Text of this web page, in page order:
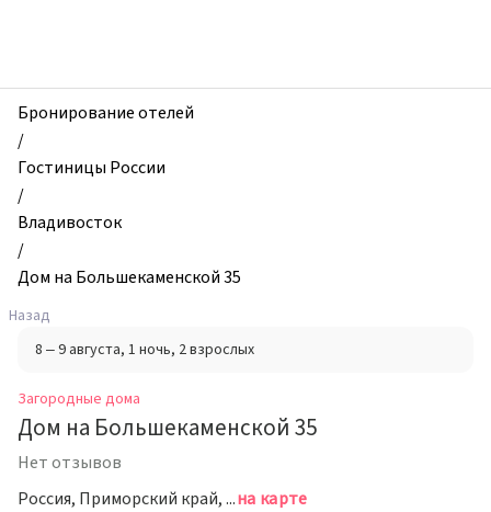
дома,
Дом
на
Большекаменской
35,
Владивосток,
Россия
Бронирование отелей
/
Гостиницы России
/
Владивосток
/
Дом на Большекаменской 35
Назад
8 – 9 августа, 1 ночь, 2 взрослых
Загородные дома
Дом на Большекаменской 35
Нет отзывов
Россия, Приморский край, Владивосток, Большекаменская улица, 35на карте